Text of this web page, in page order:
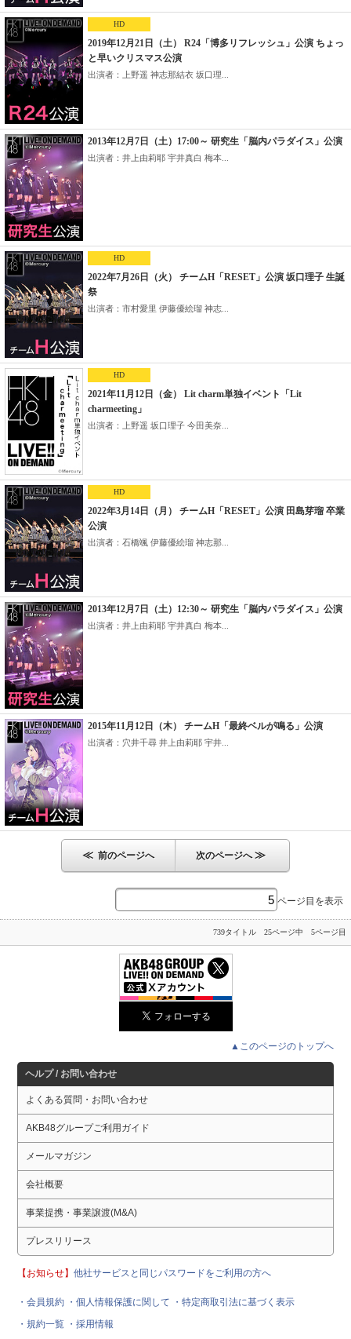
HD
2019年12月21日（土） R24「博多リフレッシュ」公演 ちょっ
と早いクリスマス公演
出演者：上野遥 神志那結衣 坂口理...
2013年12月7日（土）17:00～ 研究生「脳内パラダイス」公演
出演者：井上由莉耶 宇井真白 梅本...
HD
2022年7月26日（火） チームH「RESET」公演 坂口理子 生誕
祭
出演者：市村愛里 伊藤優絵瑠 神志...
HD
2021年11月12日（金） Lit charm単独イベント「Lit
charmeeting」
出演者：上野遥 坂口理子 今田美奈...
HD
2022年3月14日（月） チームH「RESET」公演 田島芽瑠 卒業
公演
出演者：石橋颯 伊藤優絵瑠 神志那...
2013年12月7日（土）12:30～ 研究生「脳内パラダイス」公演
出演者：井上由莉耶 宇井真白 梅本...
2015年11月12日（木） チームH「最終ベルが鳴る」公演
出演者：穴井千尋 井上由莉耶 宇井...
≪ 前のページへ 次のページへ≫
ページ目を表示
739タイトル 25ページ中 5ページ目
▲このページのトップへ
ヘルプ / お問い合わせ
よくある質問・お問い合わせ
AKB48グループご利用ガイド
メールマガジン
会社概要
事業提携・事業譲渡(M&A)
プレスリリース
【お知らせ】他社サービスと同じパスワードをご利用の方へ
・会員規約 ・個人情報保護に関して
・特定商取引法に基づく表示
・規約一覧 ・採用情報